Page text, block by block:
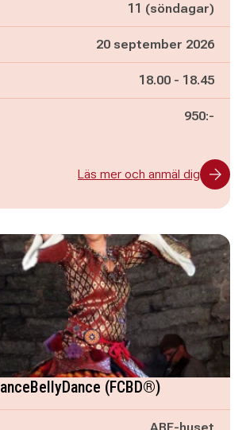
11 (söndagar)
20 september 2026
Pågår mellan
18.00 - och
18.45
950:-
Läs mer och anmäl dig
(FCBD®)